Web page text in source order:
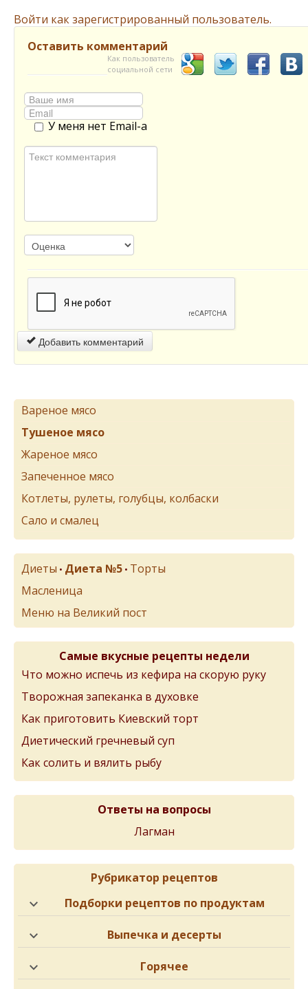
Войти как зарегистрированный пользователь.
Оставить комментарий
Как пользователь
социальной сети
У меня нет Email-а
Добавить комментарий
Вареное мясо
Тушеное мясо
Жареное мясо
Запеченное мясо
Котлеты, рулеты, голубцы, колбаски
Сало и смалец
Диеты • Диета №5 • Торты
Масленица
Меню на Великий пост
Самые вкусные рецепты недели
Что можно испечь из кефира на скорую руку
Творожная запеканка в духовке
Как приготовить Киевский торт
Диетический гречневый суп
Как солить и вялить рыбу
Ответы на вопросы
Лагман
Рубрикатор рецептов
Подборки рецептов по продуктам
Выпечка и десерты
Горячее